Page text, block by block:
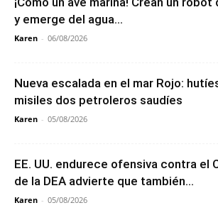
y emerge del agua...
Karen - 06/08/2026
Nueva escalada en el mar Rojo:
misiles dos petroleros saudíes
Karen - 05/08/2026
EE. UU. endurece ofensiva contra el
de la DEA advierte que también...
Karen - 05/08/2026